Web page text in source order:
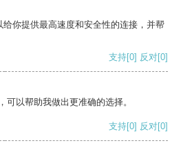
你提供最高速度和安全性的连接，并帮
支持[0] 反对[0]
可以帮助我做出更准确的选择。
支持[0] 反对[0]